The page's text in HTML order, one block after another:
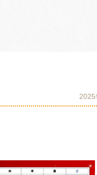
2025